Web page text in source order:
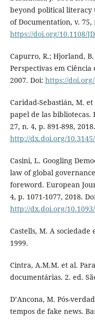
beyond political literacy
of Documentation, v. 75,
https://doi.org/10.1108/
Capurro, R.; Hjorland,
Perspectivas em
2007. Doi: https://doi.org/
Caridad-Sebastián, M.
papel de las
27, n. 4, p. 891-898,
http://dx.doi.org/
Casini, L. Googling
law of global
foreword. European
4, p. 1071-1077, 2018.
http://dx.doi.org/
Castells, M. A sociedade
1999.
Cintra, A.M.M. et al.
documentárias. 2. ed.
D’Ancona, M. Pós-
tempos de fake news.